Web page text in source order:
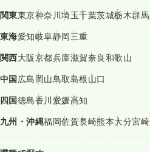
関東東京神奈川埼玉千葉茨城栃木群馬
東海愛知岐阜静岡三重
関西大阪京都兵庫滋賀奈良和歌山
中国広島岡山鳥取島根山口
四国徳島香川愛媛高知
九州・沖縄福岡佐賀長崎熊本大分宮崎